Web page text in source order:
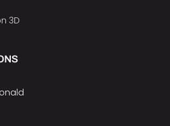
3D